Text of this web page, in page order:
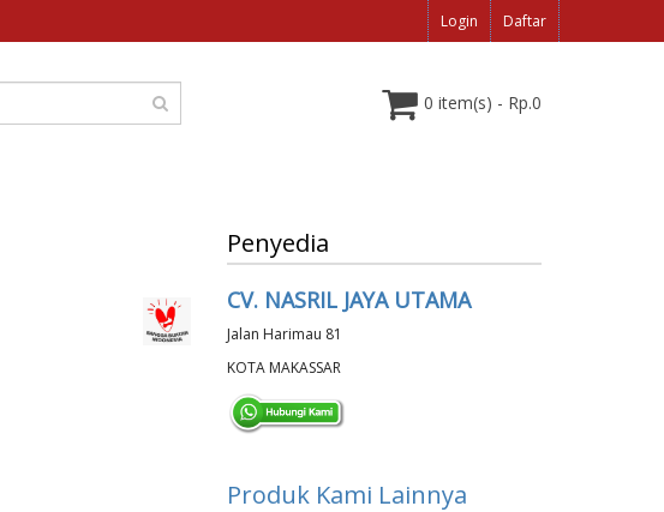
Login Daftar
0 item(s) - Rp.0
Penyedia
CV. NASRIL JAYA UTAMA
Jalan Harimau 81
KOTA MAKASSAR
Produk Kami Lainnya